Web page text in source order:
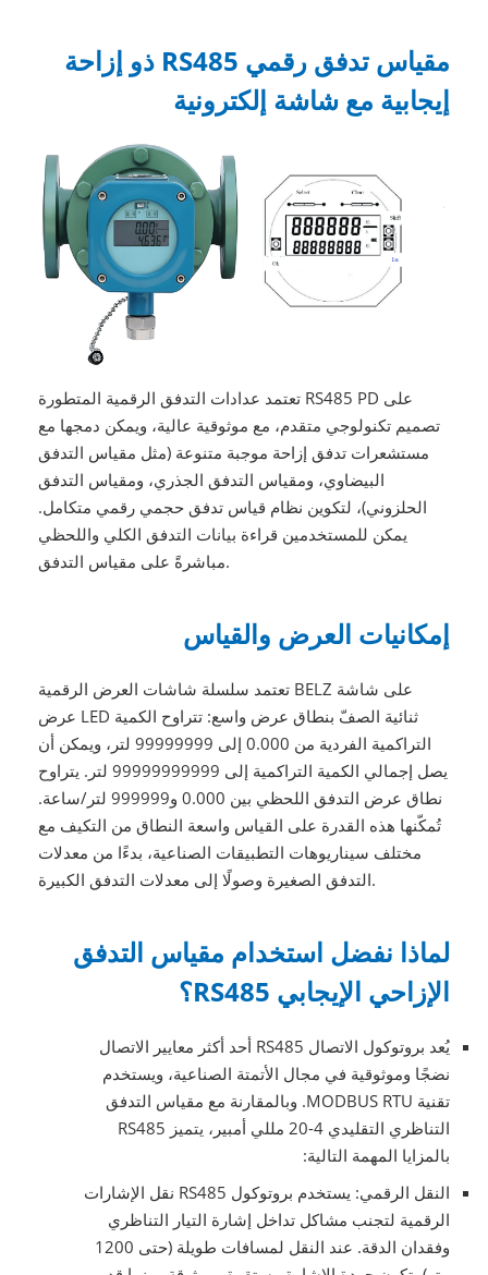
مقياس تدفق رقمي RS485 ذو إزاحة
إيجابية مع شاشة إلكترونية
تعتمد عدادات التدفق الرقمية المتطورة RS485 PD على
تصميم تكنولوجي متقدم، مع موثوقية عالية، ويمكن دمجها مع
مستشعرات تدفق إزاحة موجبة متنوعة (مثل مقياس التدفق
البيضاوي، ومقياس التدفق الجذري، ومقياس التدفق
الحلزوني)، لتكوين نظام قياس تدفق حجمي رقمي متكامل.
يمكن للمستخدمين قراءة بيانات التدفق الكلي واللحظي
مباشرةً على مقياس التدفق.
إمكانيات العرض والقياس
تعتمد سلسلة شاشات العرض الرقمية BELZ على شاشة
عرض LED ثنائية الصفّ بنطاق عرض واسع: تتراوح الكمية
التراكمية الفردية من 0.000 إلى 99999999 لتر، ويمكن أن
يصل إجمالي الكمية التراكمية إلى 99999999999 لتر. يتراوح
نطاق عرض التدفق اللحظي بين 0.000 و999999 لتر/ساعة.
تُمكّنها هذه القدرة على القياس واسعة النطاق من التكيف مع
مختلف سيناريوهات التطبيقات الصناعية، بدءًا من معدلات
التدفق الصغيرة وصولًا إلى معدلات التدفق الكبيرة.
لماذا نفضل استخدام مقياس التدفق
الإزاحي الإيجابي RS485؟
يُعد بروتوكول الاتصال RS485 أحد أكثر معايير الاتصال
نضجًا وموثوقية في مجال الأتمتة الصناعية، ويستخدم
تقنية MODBUS RTU. وبالمقارنة مع مقياس التدفق
التناظري التقليدي 4-20 مللي أمبير، يتميز RS485
بالمزايا المهمة التالية:
النقل الرقمي: يستخدم بروتوكول RS485 نقل الإشارات
الرقمية لتجنب مشاكل تداخل إشارة التيار التناظري
وفقدان الدقة. عند النقل لمسافات طويلة (حتى 1200